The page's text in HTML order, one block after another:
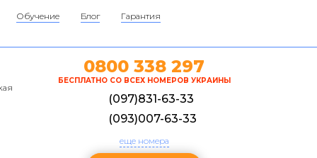
Обучение Блог Гарантия
0800 338 297
БЕСПЛАТНО СО ВСЕХ НОМЕРОВ УКРАИНЫ
(097)831-63-33
(093)007-63-33
еще номера